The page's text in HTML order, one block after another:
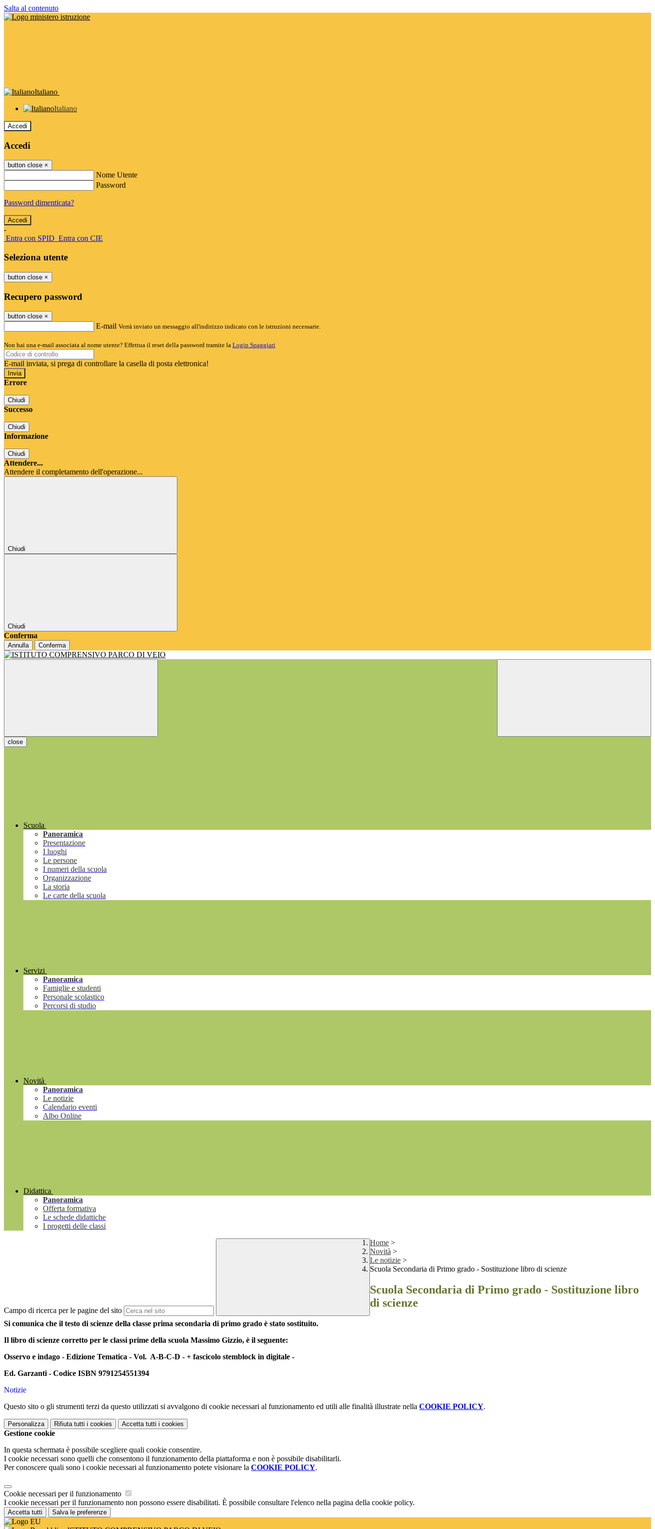
Salta al contenuto
Italiano
Italiano
Accedi
Accedi
button close ×
Nome Utente
Password
Password dimenticata?
-
Entra con SPID Entra con CIE
Seleziona utente
button close ×
Recupero password
button close ×
E-mail Verrà inviato un messaggio all'indirizzo indicato con le istruzioni necessarie.
Non hai una e-mail associata al nome utente? Effettua il reset della password tramite la Login Spaggiari
E-mail inviata, si prega di controllare la casella di posta elettronica!
Errore
Chiudi
Successo
Chiudi
Informazione
Chiudi
Attendere...
Attendere il completamento dell'operazione...
Chiudi
Chiudi
Conferma
Annulla Conferma
close
Scuola
Panoramica
Presentazione
I luoghi
Le persone
I numeri della scuola
Organizzazione
La storia
Le carte della scuola
Servizi
Panoramica
Famiglie e studenti
Personale scolastico
Percorsi di studio
Novità
Panoramica
Le notizie
Calendario eventi
Albo Online
Didattica
Panoramica
Offerta formativa
Le schede didattiche
I progetti delle classi
Campo di ricerca per le pagine del sito
Home >
Novità >
Le notizie >
Scuola Secondaria di Primo grado - Sostituzione libro di scienze
Scuola Secondaria di Primo grado - Sostituzione libro
di scienze
Si comunica che il testo di scienze della classe prima secondaria di primo grado è stato sostituito.
Il libro di scienze corretto per le classi prime della scuola Massimo Gizzio, è il seguente:
Osservo e indago - Edizione Tematica - Vol. A-B-C-D - + fascicolo stemblock in digitale -
Ed. Garzanti - Codice ISBN 9791254551394
Notizie
Questo sito o gli strumenti terzi da questo utilizzati si avvalgono di cookie necessari al funzionamento ed utili alle finalità illustrate nella COOKIE POLICY.
Personalizza Rifiuta tutti i cookies Accetta tutti i cookies
Gestione cookie
In questa schermata è possibile scegliere quali cookie consentire.
I cookie necessari sono quelli che consentono il funzionamento della piattaforma e non è possibile disabilitarli.
Per conoscere quali sono i cookie necessari al funzionamento potete visionare la COOKIE POLICY.
Cookie necessari per il funzionamento
I cookie necessari per il funzionamento non possono essere disabilitati. È possibile consultare l'elenco nella pagina della cookie policy.
Accetta tutti Salva le preferenze